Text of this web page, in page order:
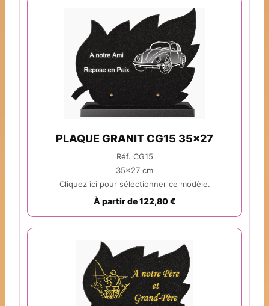
PLAQUE GRANIT CG15 35x27
Réf. CG15
35x27 cm
Cliquez ici pour sélectionner ce modèle.
À partir de 122,80 €